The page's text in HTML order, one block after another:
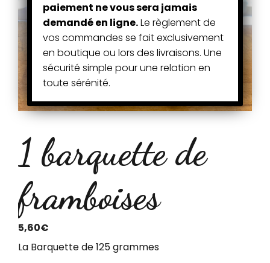
1 barquette de
framboises
5,60€
La Barquette de 125 grammes
paiement ne vous sera jamais
demandé en ligne.Le règlement de
vos commandes se fait exclusivement
en boutique ou lors des livraisons. Une
sécurité simple pour une relation en
toute sérénité.